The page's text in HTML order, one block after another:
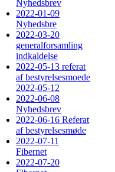
Nyhedsbrev
2022-01-09
Nyhedsbre
2022-03-20
generalforsamling
indkaldelse
2022-05-13 referat
af bestyrelsesmoede
2022-05-12
2022-06-08
Nyhedsbrev
2022-06-16 Referat
af bestyrelsesmøde
2022-07-11
Fibernet
2022-07-20